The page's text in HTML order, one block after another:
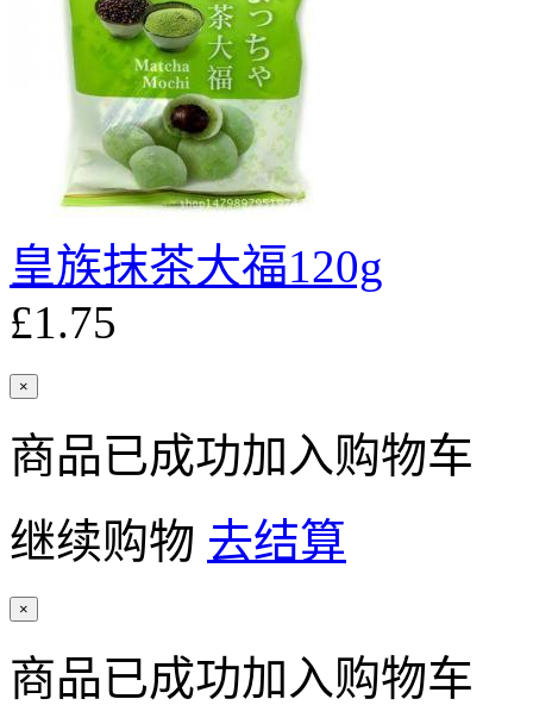
皇族抹茶大福120g
£1.75
×
商品已成功加入购物车
继续购物 去结算
×
商品已成功加入购物车